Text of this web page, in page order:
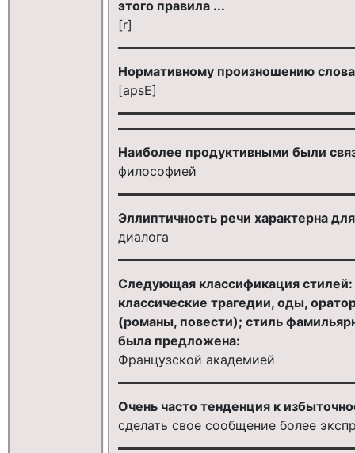
этого правила ...
[r]
Нормативному произношению
[apsE]
Наиболее продуктивными были
философией
Эллиптичность речи характерна
диалога
Следующая классификация
классические трагедии, оды,
(романы, повести); стиль
была предложена:
Французской академией
Очень часто тенденция к
сделать свое сообщение более